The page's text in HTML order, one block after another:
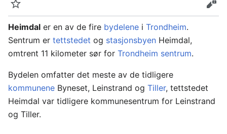
Overvåk
Rediger
Heimdal er en av de fire bydelene i Trondheim.
Sentrum er tettstedet og stasjonsbyen Heimdal,
omtrent 11 kilometer sør for Trondheim sentrum.
Bydelen omfatter det meste av de tidligere
kommunene Byneset, Leinstrand og Tiller, tettstedet
Heimdal var tidligere kommunesentrum for Leinstrand
og Tiller.